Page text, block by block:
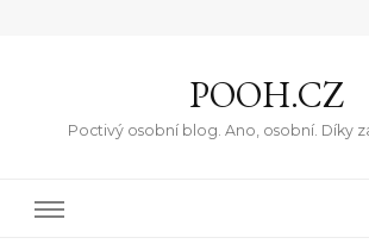
POOH.CZ
Poctivý osobní blog. Ano, osobní. Díky